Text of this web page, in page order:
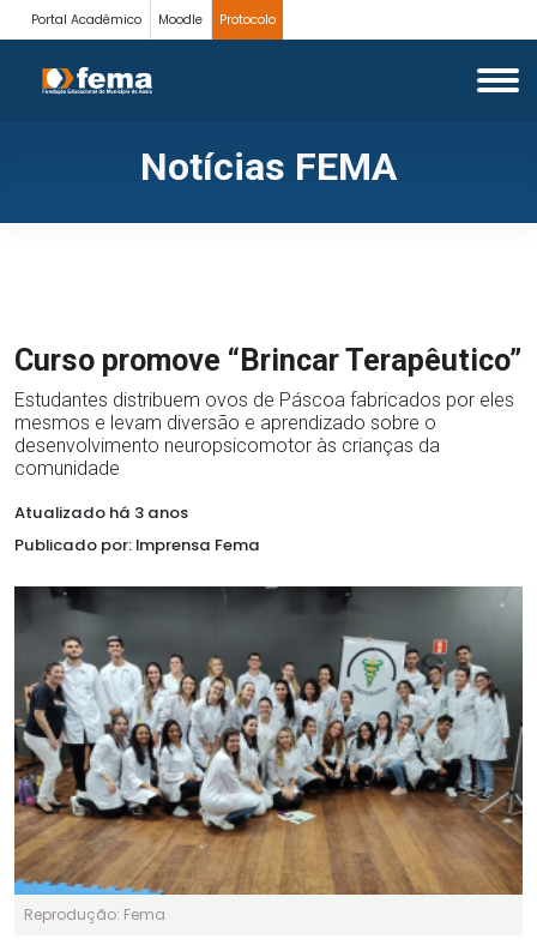
Portal Acadêmico Moodle Protocolo
Notícias FEMA
Curso promove “Brincar Terapêutico”
Estudantes distribuem ovos de Páscoa fabricados por eles
mesmos e levam diversão e aprendizado sobre o
desenvolvimento neuropsicomotor às crianças da
comunidade
Atualizado há 3 anos
Publicado por: Imprensa Fema
Reprodução: Fema